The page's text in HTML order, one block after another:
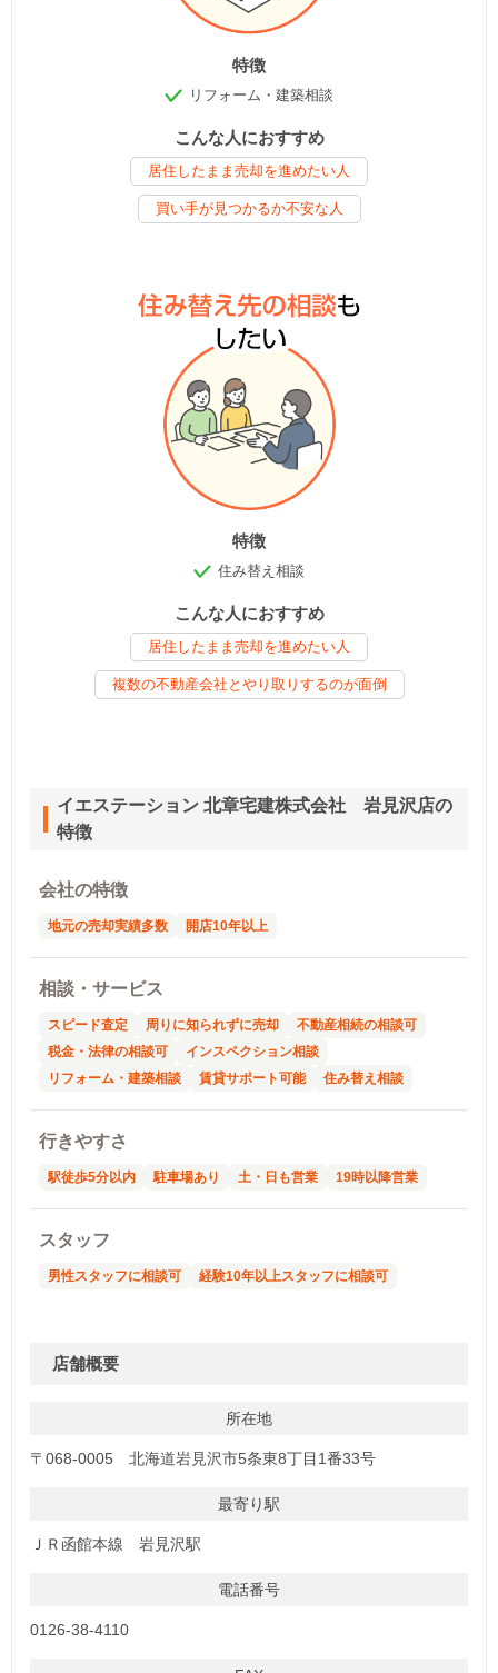
特徴
リフォーム・建築相談
こんな人におすすめ
居住したまま売却を進めたい人
買い手が見つかるか不安な人
特徴
住み替え相談
こんな人におすすめ
居住したまま売却を進めたい人
複数の不動産会社とやり取りするのが面倒
イエステーション 北章宅建株式会社 岩見沢店の
特徴
会社の特徴
地元の売却実績多数 開店10年以上
相談・サービス
スピード査定 周りに知られずに売却
不動産相続の相談可
税金・法律の相談可
インスペクション相談
リフォーム・建築相談
賃貸サポート可能 住み替え相談
行きやすさ
駅徒歩5分以内 駐車場あり 土・日も営業 19時以降営業
スタッフ
男性スタッフに相談可 経験10年以上スタッフに相談可
店舗概要
所在地
〒068-0005 北海道岩見沢市5条東8丁目1番33号
最寄り駅
ＪＲ函館本線 岩見沢駅
電話番号
0126-38-4110